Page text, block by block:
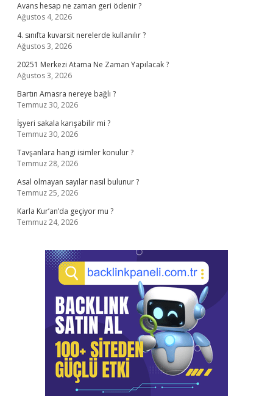
Avans hesap ne zaman geri ödenir ?
Ağustos 4, 2026
4. sınıfta kuvarsit nerelerde kullanılır ?
Ağustos 3, 2026
20251 Merkezi Atama Ne Zaman Yapılacak ?
Ağustos 3, 2026
Bartın Amasra nereye bağlı ?
Temmuz 30, 2026
İşyeri sakala karışabilir mi ?
Temmuz 30, 2026
Tavşanlara hangi isimler konulur ?
Temmuz 28, 2026
Asal olmayan sayılar nasıl bulunur ?
Temmuz 25, 2026
Karla Kur’an’da geçiyor mu ?
Temmuz 24, 2026